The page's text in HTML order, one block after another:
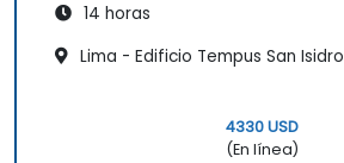
14 horas
Lima - Edificio Tempus San Isidro
4330 USD
(En línea)